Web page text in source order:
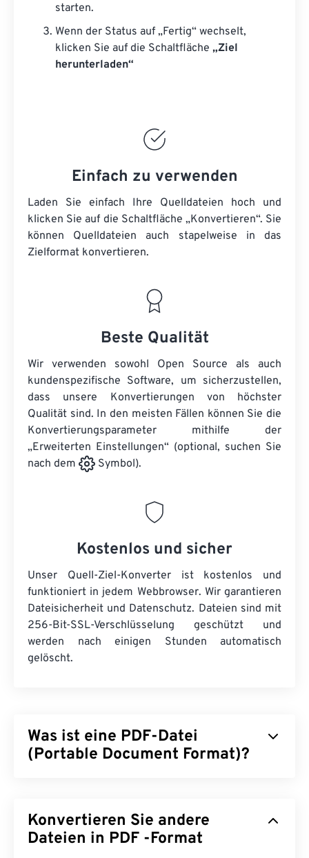
starten.
Wenn der Status auf „Fertig“ wechselt,
klicken Sie auf die Schaltfläche „Ziel
herunterladen“
Einfach zu verwenden
Laden Sie einfach Ihre Quelldateien hoch und
klicken Sie auf die Schaltfläche „Konvertieren“. Sie
können Quelldateien auch stapelweise in das
Zielformat konvertieren.
Beste Qualität
Wir verwenden sowohl Open Source als auch
kundenspezifische Software, um sicherzustellen,
dass unsere Konvertierungen von höchster
Qualität sind. In den meisten Fällen können Sie die
Konvertierungsparameter mithilfe der
„Erweiterten Einstellungen“ (optional, suchen Sie
nach dem
Symbol).
Kostenlos und sicher
Unser Quell-Ziel-Konverter ist kostenlos und
funktioniert in jedem Webbrowser. Wir garantieren
Dateisicherheit und Datenschutz. Dateien sind mit
256-Bit-SSL-Verschlüsselung geschützt und
werden nach einigen Stunden automatisch
gelöscht.
Was ist eine PDF-Datei
(Portable Document Format)?
von Textdokumenten als auch von Grafiken vereint
und damit zu den am häufigsten verwendeten
Konvertieren Sie andere
Dateien in PDF -Format